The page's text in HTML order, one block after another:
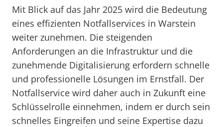
Mit Blick auf das Jahr 2025 wird die Bedeutung
eines effizienten Notfallservices in Warstein
weiter zunehmen. Die steigenden
Anforderungen an die Infrastruktur und die
zunehmende Digitalisierung erfordern schnelle
und professionelle Lösungen im Ernstfall. Der
Notfallservice wird daher auch in Zukunft eine
Schlüsselrolle einnehmen, indem er durch sein
schnelles Eingreifen und seine Expertise dazu